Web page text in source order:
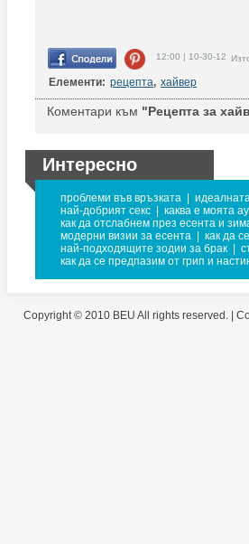
12:00 | 10-30-12
Елементи: рецепта, хайвер
Коментари към "Рецепта за
Интересно
проблеми във връзката
най-добрият секс
каква е моята
как да отслабнем през есента и
модерни визии за есента
как да
най-подходящите зодии за брак
как да се предпазим от грип и
Copyright © 2010 BEU All rights reserved. |